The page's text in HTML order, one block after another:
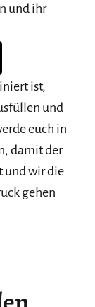
und ihr
ist,
und
euch in
damit der
und wir die
gehen